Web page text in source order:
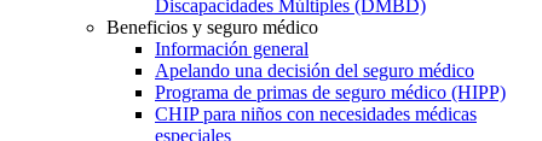
Discapacidades Múltiples (DMBD)
Beneficios y seguro médico
Información general
Apelando una decisión del seguro médico
Programa de primas de seguro médico (HIPP)
CHIP para niños con necesidades médicas
especiales